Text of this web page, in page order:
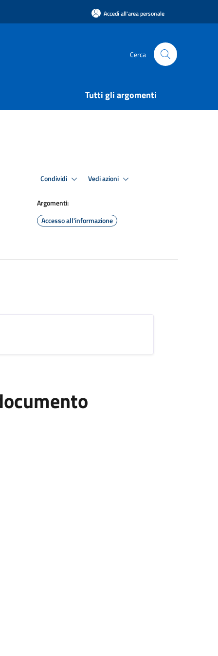
Accedi all'area personale
Cerca
Tutti gli argomenti
Condividi Vedi azioni
Argomenti:
Accesso all'informazione